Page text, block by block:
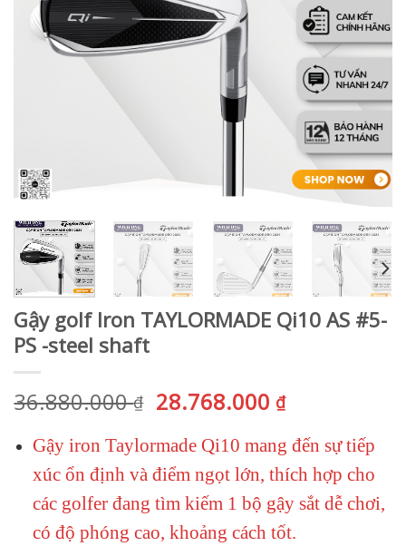
Gậy golf Iron TAYLORMADE Qi10 AS #5-
PS -steel shaft
36.880.000₫
Giá
là:
36.880.000 ₫.
28.768.000 ₫Giá
tại
là:
28.768.000
Gậy iron Taylormade Qi10 mang đến sự tiếp
xúc ổn định và điểm ngọt lớn, thích hợp cho
các golfer đang tìm kiếm 1 bộ gậy sắt dễ chơi,
có độ phóng cao, khoảng cách tốt.